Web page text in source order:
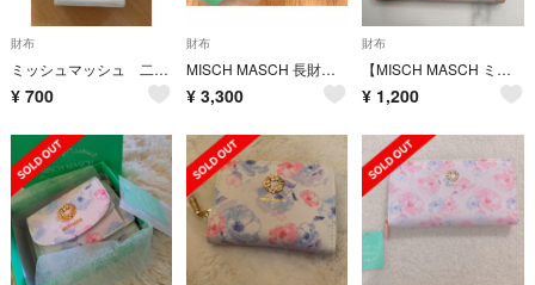
財布
ミッシュマッシュ 二つ折り財布
¥ 700
財布
MISCH MASCH 長財布 新品未使用 タグ付き
¥ 3,300
財布
【MISCH MASCH ミッシュマッシュ】レディース お財布 サイフ ピンク系
¥ 1,200